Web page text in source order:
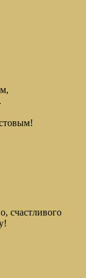
счастливого